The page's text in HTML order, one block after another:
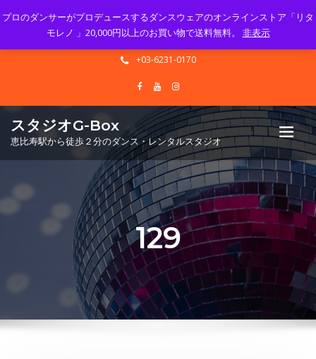
Mon - Sun 10.00 - 23.00
info@gbox-tango.com
+03-6231-0170
スタジオG-Box
恵比寿駅から徒歩２分のダンス・レンタルスタジオ
129
プロのダンサーがプロデュースするダンスウェアのオンラインストア「リタ
モレノ 」20,000円以上のお買い物で送料無料。 非表示